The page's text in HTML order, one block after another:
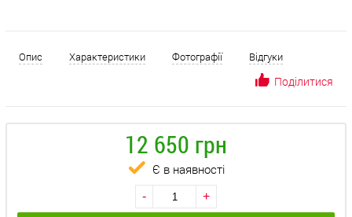
Опис Характеристики Фотографії Відгуки
Поділитися
12 650 грн
Є в наявності
- +